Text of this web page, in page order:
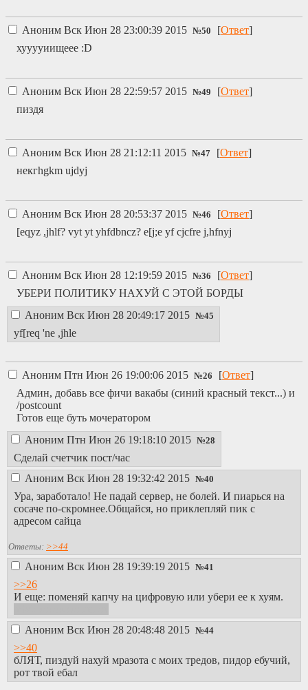
Аноним Вск Июн 28 23:00:39 2015 №50 [Ответ]
хууууиищеее :D
Аноним Вск Июн 28 22:59:57 2015 №49 [Ответ]
пиздя
Аноним Вск Июн 28 21:12:11 2015 №47 [Ответ]
некгhgkm ujdyj
Аноним Вск Июн 28 20:53:37 2015 №46 [Ответ]
[eqyz ,jhlf? vyt yt yhfdbncz? e[j;e yf cjcfre j,hfnyj
Аноним Вск Июн 28 12:19:59 2015 №36 [Ответ]
УБЕРИ ПОЛИТИКУ НАХУЙ С ЭТОЙ БОРДЫ
Аноним Вск Июн 28 20:49:17 2015 №45
yf[req 'ne ,jhle
Аноним Птн Июн 26 19:00:06 2015 №26 [Ответ]
Админ, добавь все фичи вакабы (синий красный текст...) и
/postcount
Готов еще буть мочератором
Аноним Птн Июн 26 19:18:10 2015 №28
Сделай счетчик пост/час
Аноним Вск Июн 28 19:32:42 2015 №40
Ура, заработало! Не падай сервер, не болей. И пиарься на
сосаче по-скромнее.Общайся, но приклепляй пик с
адресом сайца
Ответы: >>44
Аноним Вск Июн 28 19:39:19 2015 №41
>>26
И еще: поменяй капчу на цифровую или убери ее к хуям.
Аноним Вск Июн 28 20:48:48 2015 №44
>>40
бЛЯТ, пиздуй нахуй мразота с моих тредов, пидор ебучий,
рот твой ебал